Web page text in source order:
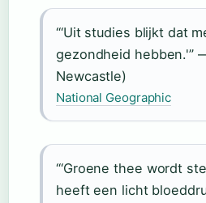
“‘Uit studies blijkt dat
gezondheid hebben.'”
Newcastle)
National Geographic
“‘Groene thee wordt
heeft een licht